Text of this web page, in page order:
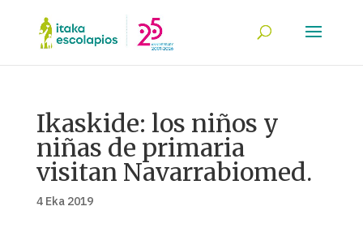
Ikaskide: los niños y
niñas de primaria
visitan Navarrabiomed.
4 Eka 2019